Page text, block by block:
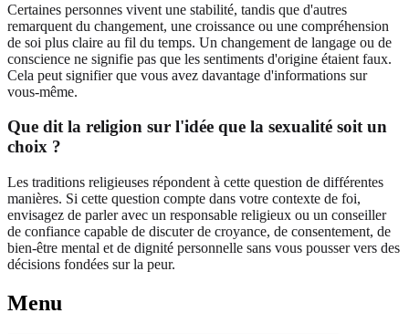
Certaines personnes vivent une stabilité, tandis que d'autres
remarquent du changement, une croissance ou une compréhension
de soi plus claire au fil du temps. Un changement de langage ou de
conscience ne signifie pas que les sentiments d'origine étaient faux.
Cela peut signifier que vous avez davantage d'informations sur
vous-même.
Que dit la religion sur l'idée que la sexualité soit un
choix ?
Les traditions religieuses répondent à cette question de différentes
manières. Si cette question compte dans votre contexte de foi,
envisagez de parler avec un responsable religieux ou un conseiller
de confiance capable de discuter de croyance, de consentement, de
bien-être mental et de dignité personnelle sans vous pousser vers des
décisions fondées sur la peur.
Menu